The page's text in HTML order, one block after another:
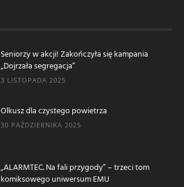
Seniorzy w akcji! Zakończyła się kampania
„Dojrzała segregacja”
3 LISTOPADA 2025
Olkusz dla czystego powietrza
30 PAŹDZIERNIKA 2025
„ALARMTEC. Na fali przygody” – trzeci tom
komiksowego uniwersum EMU